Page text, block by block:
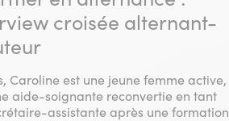
croisée alternant-
Caroline est une jeune femme active,
aide-soignante reconvertie en tant
assistante après une formation